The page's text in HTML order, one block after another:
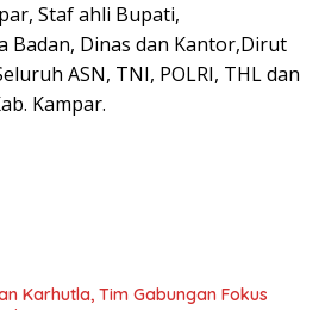
Staf ahli Bupati,
Badan, Dinas dan Kantor,Dirut
ASN, TNI, POLRI, THL dan
Kampar.
Karhutla, Tim Gabungan Fokus